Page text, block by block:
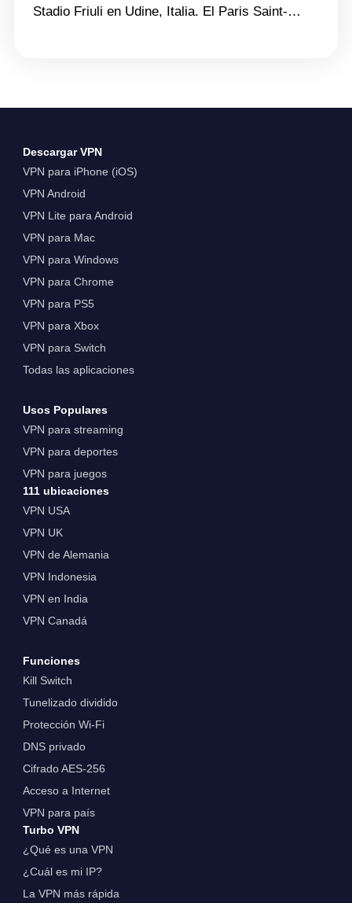
Stadio Friuli en Udine, Italia. El Paris Saint-
Descargar VPN
VPN para iPhone (iOS)
VPN Android
VPN Lite para Android
VPN para Mac
VPN para Windows
VPN para Chrome
VPN para PS5
VPN para Xbox
VPN para Switch
Todas las aplicaciones
Usos Populares
VPN para streaming
VPN para deportes
VPN para juegos
111 ubicaciones
VPN USA
VPN UK
VPN de Alemania
VPN Indonesia
VPN en India
VPN Canadá
Funciones
Kill Switch
Tunelizado dividido
Protección Wi-Fi
DNS privado
Cifrado AES-256
Acceso a Internet
VPN para país
Turbo VPN
¿Qué es una VPN
¿Cuál es mi IP?
La VPN más rápida